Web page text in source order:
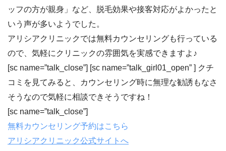
ッフの方が親身」 など、脱毛効果や接客対応がよかったと
いう声が多いようでした。
アリシアクリニックでは無料カウンセリングも行っている
ので、気軽にクリニックの雰囲気を実感できますよ♪
[sc name=”talk_close”] [sc name=”talk_girl01_open” ] クチ
コミを見てみると、カウンセリング時に無理な勧誘もなさ
そうなので気軽に相談できそうですね！
[sc name=”talk_close”]
無料カウンセリング予約はこちら
アリシアクリニック公式サイトへ